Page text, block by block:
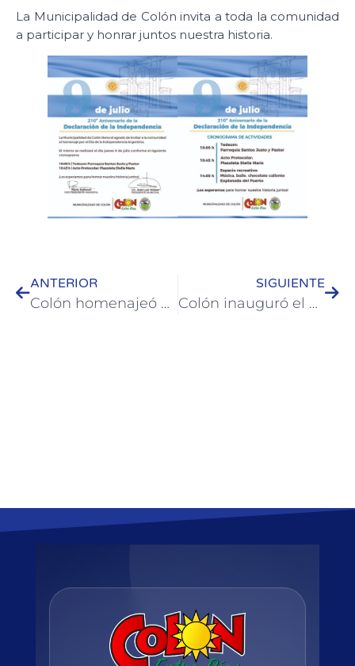
La Municipalidad de Colón invita a toda la comunidad
a participar y honrar juntos nuestra historia.
ANTERIOR
Colón homenajeó a Alejo Peyret con una placa en la histórica Administración de la Colonia San José
SIGUIENTE
Colón inauguró el ciclo de capacitaciones de AAVYTGBA ante 50 agencias de viajes